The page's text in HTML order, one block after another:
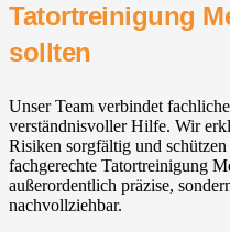
Tatortreinigung
sollten
Unser Team verbindet
verständnisvoller Hilfe. Wir
Risiken sorgfältig und
fachgerechte Tatortreinigung
außerordentlich präzise,
nachvollziehbar.